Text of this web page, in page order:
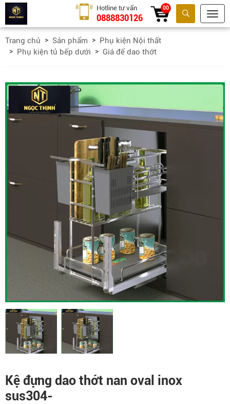
Tìm kiếm
Hotline tư vấn
0888830126
00
Trang chủ Sản phẩm
Phụ kiện Nội thất
Phụ kiện tủ bếp dưới
Giá để dao thớt
Kệ đựng dao thớt nan oval inox
sus304-